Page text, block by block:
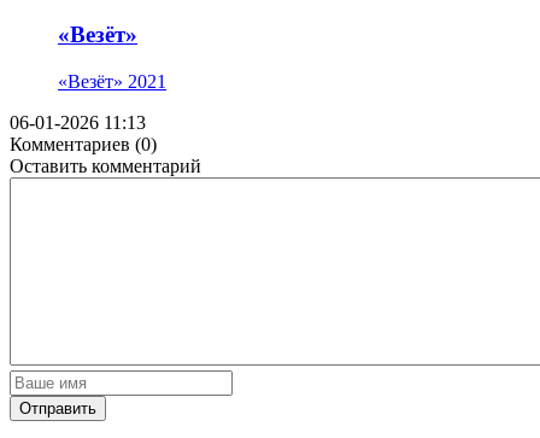
«Везёт»
«Везёт» 2021
06-01-2026 11:13
Комментариев (0)
Оставить комментарий
Отправить